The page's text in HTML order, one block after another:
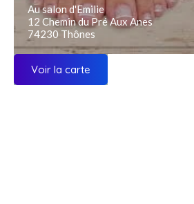
Au salon d'Emilie
12 Chemin du Pré Aux Anes
74230 Thônes
Voir la carte